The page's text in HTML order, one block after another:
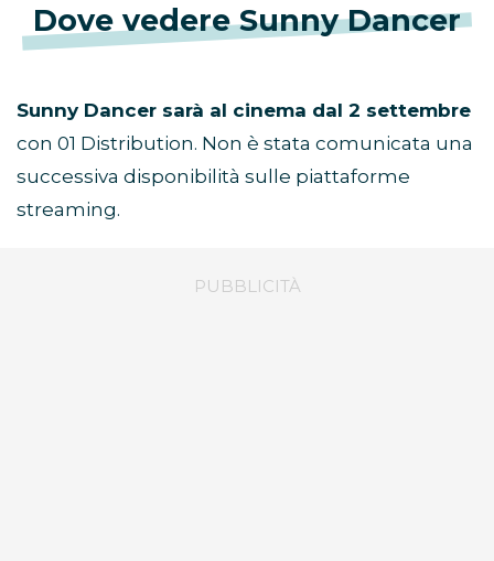
Dove vedere Sunny Dancer
Sunny Dancer sarà al cinema dal 2 settembre
con 01 Distribution. Non è stata comunicata una
successiva disponibilità sulle piattaforme
streaming.